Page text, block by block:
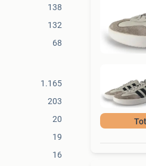
138
132
68
1.165
203
20
19
16